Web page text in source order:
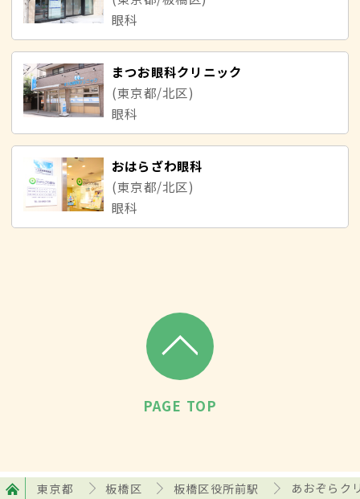
眼科
まつお眼科クリニック
(東京都/北区)
眼科
おはらざわ眼科
(東京都/北区)
眼科
PAGE TOP
東京都 板橋区 板橋区役所前駅 あおぞらク